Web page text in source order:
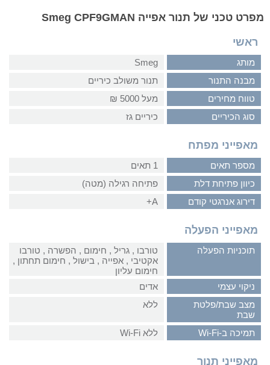
מפרט טכני של תנור אפייה Smeg CPF9GMAN
ראשי
מותג
Smeg
מבנה התנור
תנור משולב כיריים
טווח מחירים
מעל 5000 ₪
סוג הכיריים
כיריים גז
מאפייני מפתח
מספר תאים
1 תאים
כיוון פתיחת דלת
פתיחה רגילה (מטה)
דירוג אנרגטי קודם
A+
מאפייני הפעלה
תוכניות הפעלה
טורבו‏ , ‏גריל‏ , ‏חימום‏ , ‏הפשרה‏ , ‏טורבו
אקטיבי‏ , ‏אפייה‏ , ‏בישול‏ , ‏חימום תחתון‏ ,
‏חימום עליון
ניקוי עצמי
אדים
מצב שבת/פלטת
שבת
ללא
תמיכה ב-Wi-Fi ללא Wi-Fi
מאפייני תנור